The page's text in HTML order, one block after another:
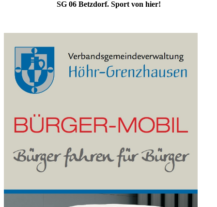
SG 06 Betzdorf. Sport von hier!